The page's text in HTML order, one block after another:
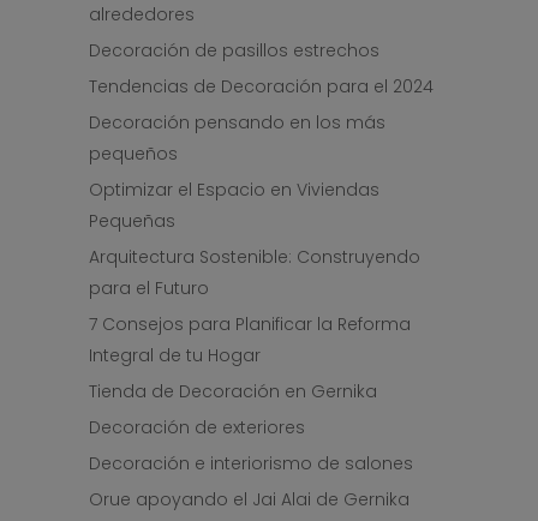
alrededores
Decoración de pasillos estrechos
Tendencias de Decoración para el 2024
Decoración pensando en los más
pequeños
Optimizar el Espacio en Viviendas
Pequeñas
Arquitectura Sostenible: Construyendo
para el Futuro
7 Consejos para Planificar la Reforma
Integral de tu Hogar
Tienda de Decoración en Gernika
Decoración de exteriores
Decoración e interiorismo de salones
Orue apoyando el Jai Alai de Gernika